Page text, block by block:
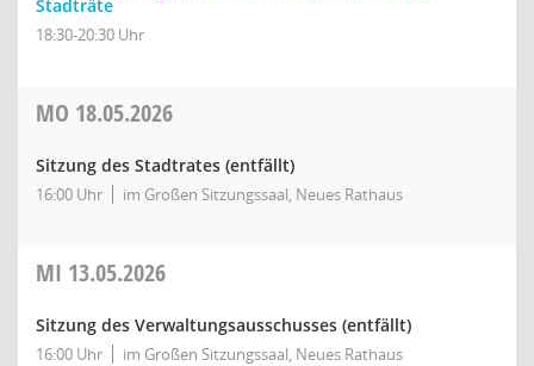
Stadträte
18:30-20:30 Uhr
MO 18.05.2026
Sitzung des Stadtrates (entfällt)
16:00 Uhr im Großen Sitzungssaal, Neues Rathaus
MI 13.05.2026
Sitzung des Verwaltungsausschusses (entfällt)
16:00 Uhr im Großen Sitzungssaal, Neues Rathaus